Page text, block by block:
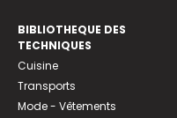
BIBLIOTHEQUE DES
TECHNIQUES
Cuisine
Transports
Mode - Vêtements